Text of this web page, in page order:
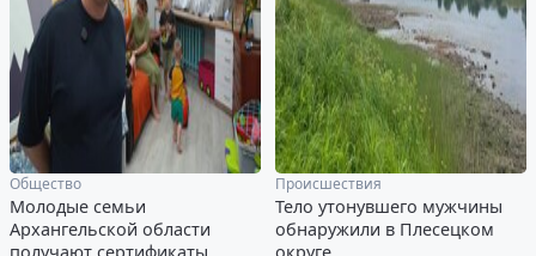
Общество
Молодые семьи
Архангельской области
Происшествия
Тело утонувшего мужчины
обнаружили в Плесецком